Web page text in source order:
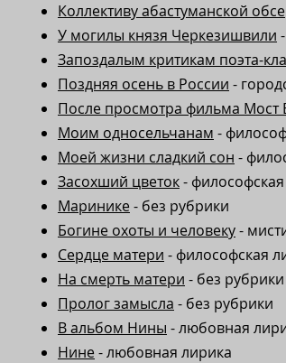
Коллективу абастуманской
У могилы князя Черкезишвили
Запоздалым критикам поэта-
Поздняя осень в России -
После просмотра фильма Мост
Моим односельчанам -
Моей жизни сладкий сон -
Засохший цветок-
Маринике- без рубрики
Богине охоты и человеку-
Сердце матери - философская
На смерть матери - без рубрики
Пролог замысла - без рубрики
В альбом Нины - любовная
Нине- любовная лирика